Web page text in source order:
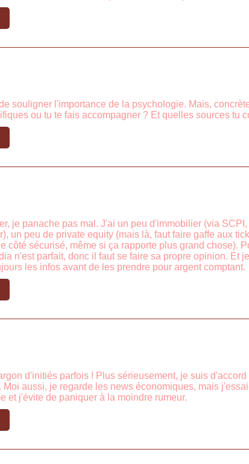
souligner l'importance de la psychologie. Mais,
ou tu te fais accompagner ? Et quelles sources tu
je panache pas mal. J'ai un peu d'immobilier (via
un peu de private equity (mais là, faut faire gaffe aux
côté sécurisé, même si ça rapporte plus grand chose).
n'est parfait, donc il faut se faire sa propre opinion.
les infos avant de les prendre pour argent comptant.
d'initiés parfois ! Plus sérieusement, je suis
Moi aussi, je regarde les news économiques, mais
et j'évite de paniquer à la moindre rumeur.